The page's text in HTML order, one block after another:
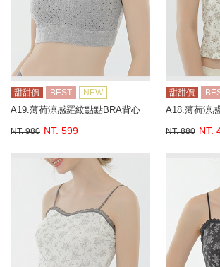
甜甜價 BEST NEW
A19.薄荷涼感羅紋點點BRA背心
NT. 980 NT. 599
甜甜價
NT. 880 NT.